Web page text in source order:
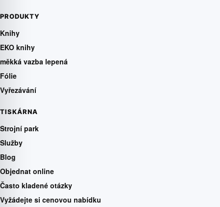
PRODUKTY
Knihy
EKO knihy
měkká vazba lepená
Fólie
Vyřezávání
TISKÁRNA
Strojní park
Služby
Blog
Objednat online
Často kladené otázky
Vyžádejte si cenovou nabídku